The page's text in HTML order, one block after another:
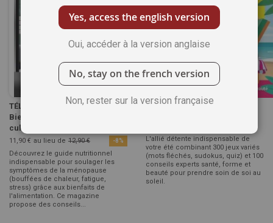
TÉLÉCHARGEMENT - Happy
Bien-être n°3 : Le guide
culinaire de...
11,90 € au lieu de 12,90 € -8%
Découvrez le guide nutritionnel
indispensable pour soulager les
symptômes de la ménopause
(bouffées de chaleur, fatigue,
stress) grâce aux bienfaits de
l'alimentation. Ce magazine
propose des conseils...
300 Jeux - Happy Bien Etre
L'allié détente indispensable de
votre été combinant 300 jeux variés
(mots fléchés, sudokus, quiz) et 100
conseils experts santé, forme et
beauté pour prendre soin de soi au
soleil.
Yes, access the english version
Oui, accéder à la version anglaise
No, stay on the french version
Non, rester sur la version française